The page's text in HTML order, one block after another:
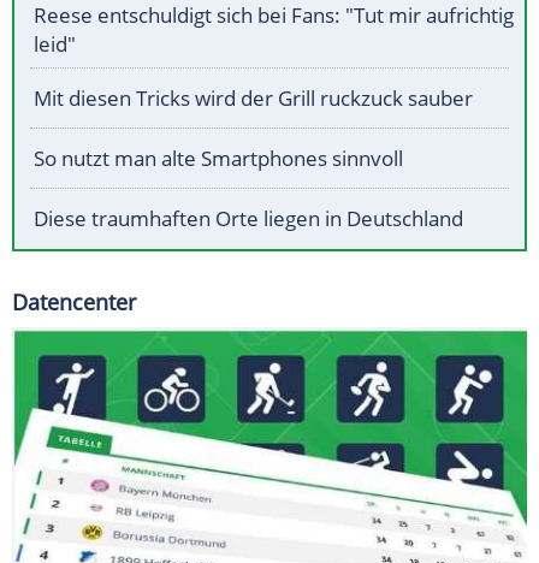
Reese entschuldigt sich bei Fans: "Tut mir aufrichtig
leid"
Mit diesen Tricks wird der Grill ruckzuck sauber
So nutzt man alte Smartphones sinnvoll
Diese traumhaften Orte liegen in Deutschland
Datencenter